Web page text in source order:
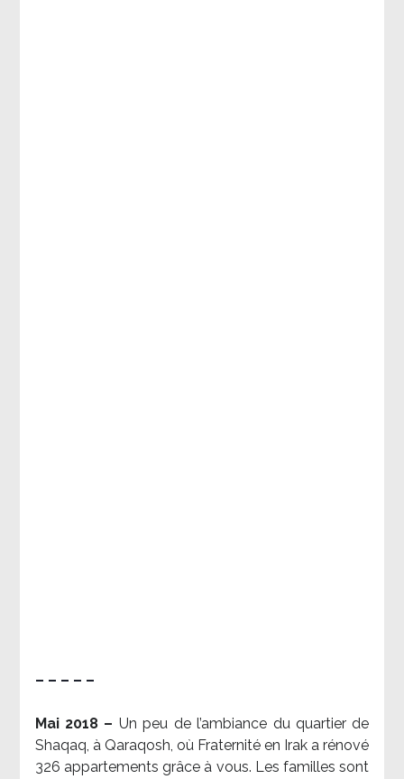
– – – – –
Mai 2018 – Un peu de l’ambiance du quartier de
Shaqaq, à Qaraqosh, où Fraternité en Irak a rénové
326 appartements grâce à vous. Les familles sont